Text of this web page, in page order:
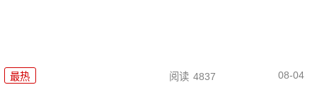
最热 阅读 4837 08-04